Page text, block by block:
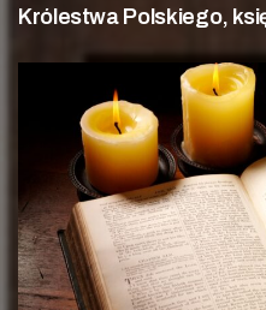
Królestwa Polskiego,